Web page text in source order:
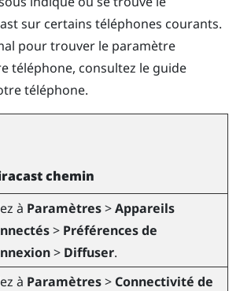
sur certains téléphones courants.
pour trouver le paramètre
téléphone, consultez le guide
téléphone.
chemin
à Paramètres>Appareils
> Préférences de
> Diffuser.
à Paramètres> Connectivité de